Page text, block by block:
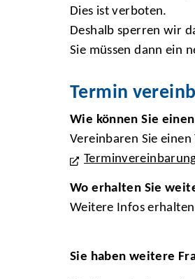
Dies ist verboten.
Deshalb sperren wir
Sie müssen dann ein
Termin
Wie können Sie
Vereinbaren Sie
Wo erhalten Sie
Weitere Infos
Sie haben weitere